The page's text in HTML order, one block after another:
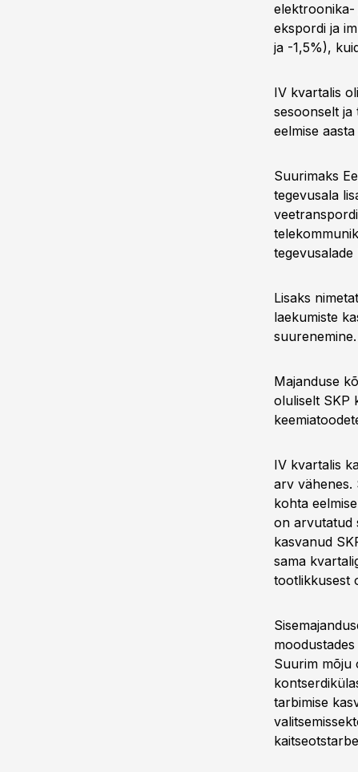
elektroonika-
ekspordi ja
ja -1,5%),
IV kvartalis
sesoonselt
eelmise
Suurimaks
tegevusala
Lisaks
laekumiste
suurenemine.
Majanduse
oluliselt SKP
IV kvartalis
arv vähenes.
kohta
on arvutatud
kasvanud
sama
tootlikkusest
Suurim mõju
tarbimise